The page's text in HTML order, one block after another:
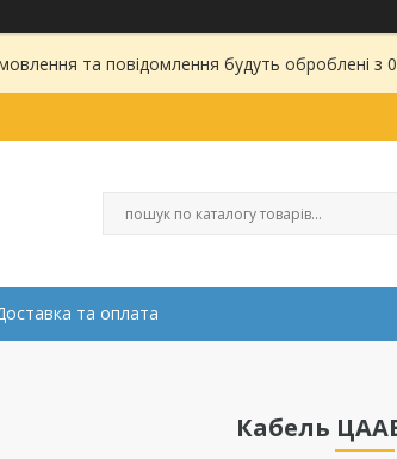
та повідомлення будуть оброблені з
та оплата
Кабель